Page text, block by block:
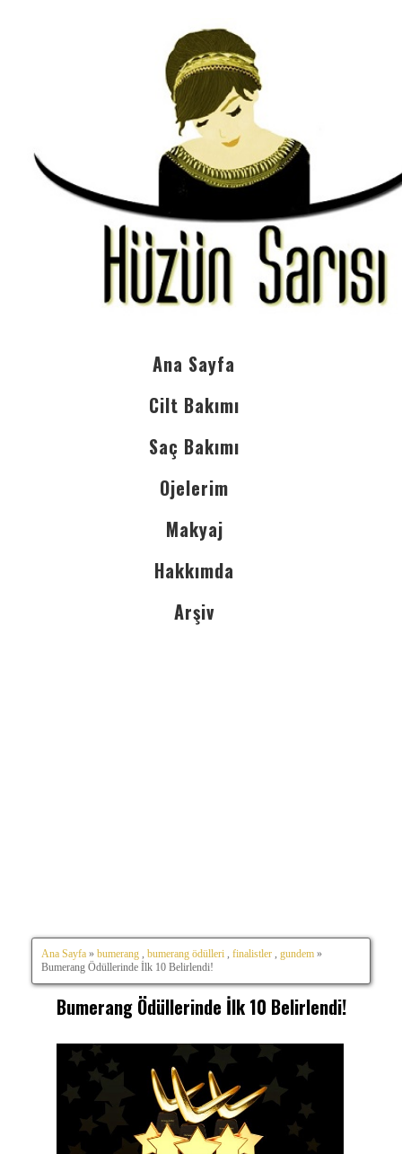
Ana Sayfa
Cilt Bakımı
Saç Bakımı
Ojelerim
Makyaj
Hakkımda
Arşiv
Ana Sayfa » bumerang bumerang ödülleri finalistler gundem »
Bumerang Ödüllerinde İlk 10 Belirlendi!
Bumerang Ödüllerinde İlk 10 Belirlendi!